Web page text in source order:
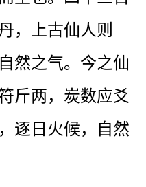
，上古仙人则
然之气。今之仙
斤两，炭数应爻
逐日火候，自然